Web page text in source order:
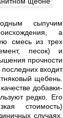
сыпучим
а
смесь из трех
песок) и
прочности
входит
щебень.
добавки-
редко. Его
стоимость)
случаях.